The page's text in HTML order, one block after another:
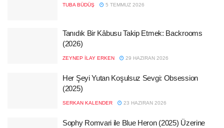
TUBA BÜDÜŞ 5 TEMMUZ 2026
Tanıdık Bir Kâbusu Takip Etmek: Backrooms
(2026)
ZEYNEP İLAY ERKEN 29 HAZIRAN 2026
Her Şeyi Yutan Koşulsuz Sevgi: Obsession
(2025)
SERKAN KALENDER 23 HAZIRAN 2026
Sophy Romvari ile Blue Heron (2025) Üzerine